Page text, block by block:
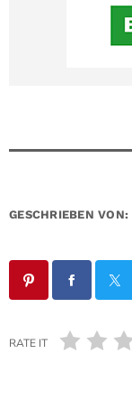
GESCHRIEBEN VON:
RATE IT